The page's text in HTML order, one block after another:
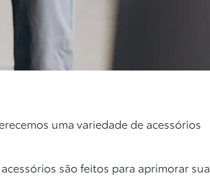
uma variedade de acessórios
são feitos para aprimorar sua